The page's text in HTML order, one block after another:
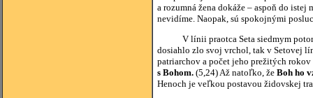
a rozumná žena dokáže – aspoň do
nevidíme. Naopak, sú spokojnými
V línii praotca Seta siedmym
dosiahlo zlo svoj vrchol, tak v Setovej
patriarchov a počet jeho prežitých
s Bohom. (5,24) Až natoľko, že Boh ho
Henoch je veľkou postavou židovskej